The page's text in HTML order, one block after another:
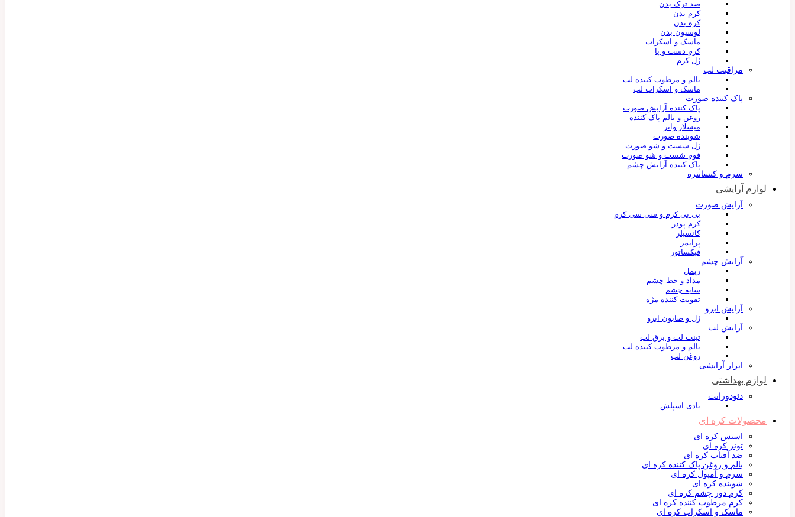
ضد ترک بدن
کرم بدن
کره بدن
لوسیون بدن
ماسک و اسکراب
کرم دست و پا
ژل کرم
مراقبت لب
بالم و مرطوب کننده لب
ماسک و اسکراب لب
پاک کننده صورت
پاک کننده آرایش صورت
روغن و بالم پاک کننده
میسلار واتر
شوینده صورت
ژل شست و شو صورت
فوم شست و شو صورت
پاک کننده آرایش چشم
سرم و کنسانتره
لوازم آرایشی
آرایش صورت
بی بی کرم و سی سی کرم
کرم پودر
کانسیلر
پرایمر
فیکساتور
آرایش چشم
ریمل
مداد و خط چشم
سایه چشم
تقویت کننده مژه
آرایش ابرو
ژل و صابون ابرو
آرایش لب
تینت لب و برق لب
بالم و مرطوب کننده لب
روغن لب
ابزار آرایشی
لوازم بهداشتی
دئودورانت
بادی اسپلش
محصولات کره ای
اسنس کره ای
تونر کره ای
ضد آفتاب کره ای
بالم و روغن پاک کننده کره ای
سرم و آمپول کره ای
شوینده کره ای
کرم دور چشم کره ای
کرم مرطوب کننده کره ای
ماسک و اسکراب کره ای